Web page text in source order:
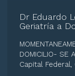
Dr Eduardo
Geriatría a
DOMICILIO- SE
Capital